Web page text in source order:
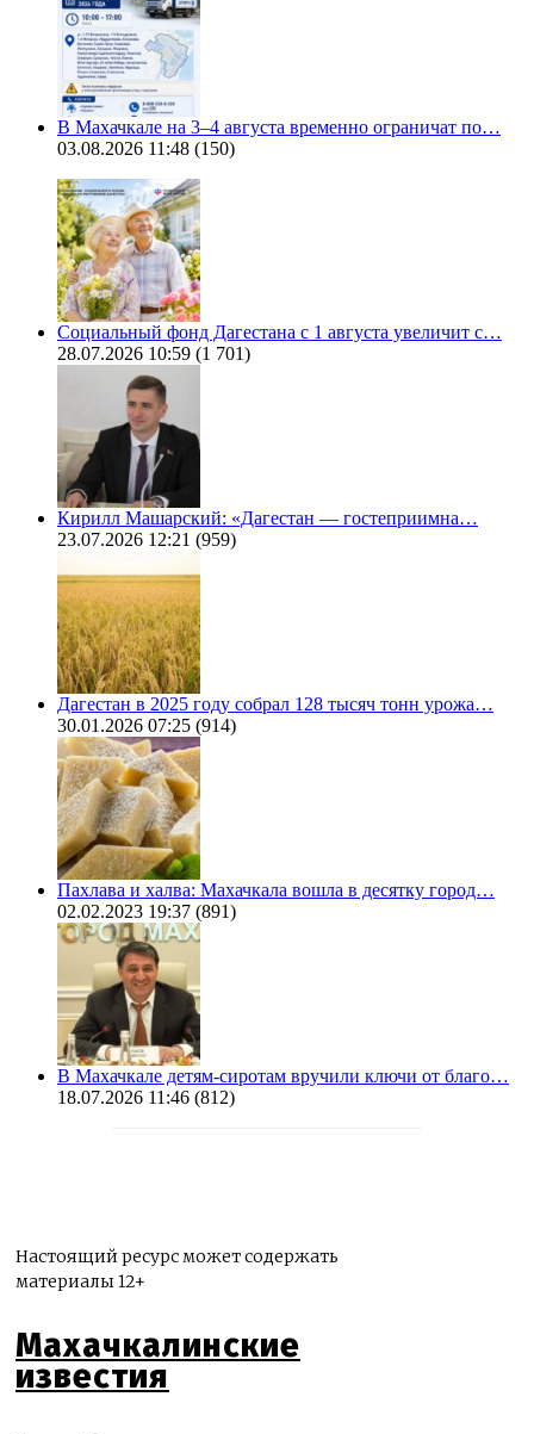
В Махачкале на 3–4 августа временно ограничат по…
03.08.2026 11:48 (150)
Социальный фонд Дагестана с 1 августа увеличит с…
28.07.2026 10:59 (1 701)
Кирилл Машарский: «Дагестан — гостеприимна…
23.07.2026 12:21 (959)
Дагестан в 2025 году собрал 128 тысяч тонн урожа…
30.01.2026 07:25 (914)
Пахлава и халва: Махачкала вошла в десятку город…
02.02.2023 19:37 (891)
В Махачкале детям-сиротам вручили ключи от благо…
18.07.2026 11:46 (812)
Настоящий ресурс может содержать
материалы 12+
Махачкалинские
известия